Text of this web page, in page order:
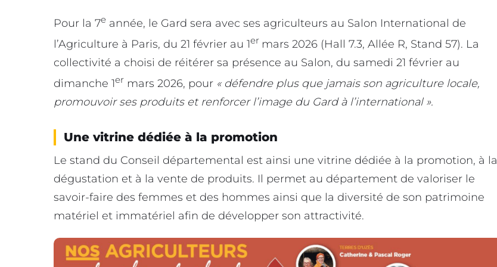
Pour la 7e année, le Gard sera avec ses agriculteurs au Salon International de
l’Agriculture à Paris, du 21 février au 1er mars 2026 (Hall 7.3, Allée R, Stand 57). La
collectivité a choisi de réitérer sa présence au Salon, du samedi 21 février au
dimanche 1er mars 2026, pour « défendre plus que jamais son agriculture locale,
promouvoir ses produits et renforcer l’image du Gard à l’international ».
Une vitrine dédiée à la promotion
Le stand du Conseil départemental est ainsi une vitrine dédiée à la promotion, à la
dégustation et à la vente de produits. Il permet au département de valoriser le
savoir-faire des femmes et des hommes ainsi que la diversité de son patrimoine
matériel et immatériel afin de développer son attractivité.